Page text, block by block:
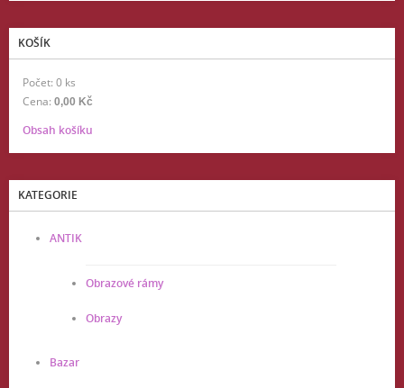
KOŠÍK
Počet: 0 ks
Cena: 0,00 Kč
Obsah košíku
KATEGORIE
ANTIK
Obrazové rámy
Obrazy
Bazar